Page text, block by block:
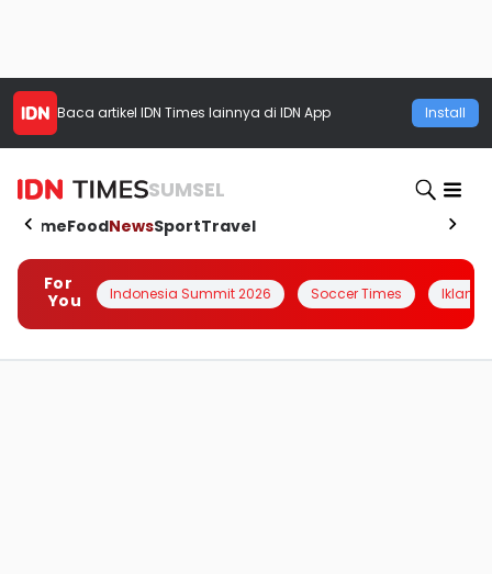
Baca artikel IDN Times lainnya di IDN App Install
SUMSEL
HomeFoodNewsSportTravel
For
You
Indonesia Summit 2026 Soccer Times Iklanin